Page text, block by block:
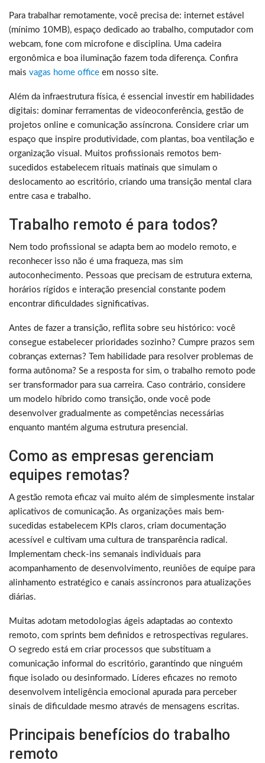
Para trabalhar remotamente, você precisa de: internet estável
(mínimo 10MB), espaço dedicado ao trabalho, computador com
webcam, fone com microfone e disciplina. Uma cadeira
ergonômica e boa iluminação fazem toda diferença. Confira
mais vagas home office em nosso site.
Além da infraestrutura física, é essencial investir em habilidades
digitais: dominar ferramentas de videoconferência, gestão de
projetos online e comunicação assíncrona. Considere criar um
espaço que inspire produtividade, com plantas, boa ventilação e
organização visual. Muitos profissionais remotos bem-
sucedidos estabelecem rituais matinais que simulam o
deslocamento ao escritório, criando uma transição mental clara
entre casa e trabalho.
Trabalho remoto é para todos?
Nem todo profissional se adapta bem ao modelo remoto, e
reconhecer isso não é uma fraqueza, mas sim
autoconhecimento. Pessoas que precisam de estrutura externa,
horários rígidos e interação presencial constante podem
encontrar dificuldades significativas.
Antes de fazer a transição, reflita sobre seu histórico: você
consegue estabelecer prioridades sozinho? Cumpre prazos sem
cobranças externas? Tem habilidade para resolver problemas de
forma autônoma? Se a resposta for sim, o trabalho remoto pode
ser transformador para sua carreira. Caso contrário, considere
um modelo híbrido como transição, onde você pode
desenvolver gradualmente as competências necessárias
enquanto mantém alguma estrutura presencial.
Como as empresas gerenciam
equipes remotas?
A gestão remota eficaz vai muito além de simplesmente instalar
aplicativos de comunicação. As organizações mais bem-
sucedidas estabelecem KPIs claros, criam documentação
acessível e cultivam uma cultura de transparência radical.
Implementam check-ins semanais individuais para
acompanhamento de desenvolvimento, reuniões de equipe para
alinhamento estratégico e canais assíncronos para atualizações
diárias.
Muitas adotam metodologias ágeis adaptadas ao contexto
remoto, com sprints bem definidos e retrospectivas regulares.
O segredo está em criar processos que substituam a
comunicação informal do escritório, garantindo que ninguém
fique isolado ou desinformado. Líderes eficazes no remoto
desenvolvem inteligência emocional apurada para perceber
sinais de dificuldade mesmo através de mensagens escritas.
Principais benefícios do trabalho
remoto